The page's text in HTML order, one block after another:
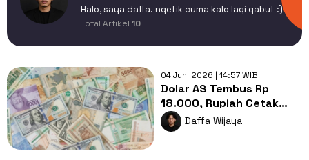
Halo, saya daffa. ngetik cuma kalo lagi gabut :)
Total Artikel 10
04 Juni 2026 | 14:57 WIB
Dolar AS Tembus Rp
18.000, Rupiah Cetak
Rekor Terendah
Sepanjang Sejarah
Daffa Wijaya